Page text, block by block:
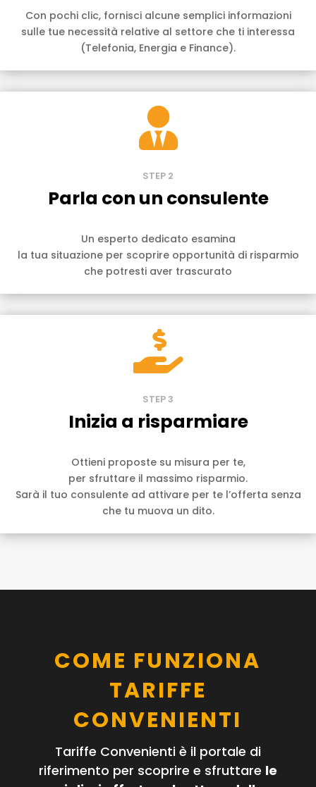
Con pochi clic, fornisci alcune semplici informazioni
sulle tue necessità relative al settore che ti interessa
(Telefonia, Energia e Finance).

STEP 2
Parla con un consulente
Un esperto dedicato esamina
la tua situazione per scoprire opportunità di risparmio
che potresti aver trascurato

STEP 3
Inizia a risparmiare
Ottieni proposte su misura per te,
per sfruttare il massimo risparmio.
Sarà il tuo consulente ad attivare per te l’offerta senza
che tu muova un dito.
COME FUNZIONA
TARIFFE
CONVENIENTI
Tariffe Convenienti è il portale di
riferimento per scoprire e sfruttare le